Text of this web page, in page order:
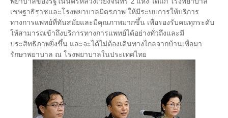
เชษฐาธิราชและโรงพยาบาลมิตรภาพ ให้มีระบบการให้บริการ
ทางการแพทย์ที่ทันสมัยและมีคุณภาพมากขึ้น เพื่อรองรับคนทุกระดับ
ให้สามารถเข้าถึงบริการทางการแพทย์ได้อย่างทั่วถึงและมี
ประสิทธิภาพยิ่งขึ้น และจะได้ไม่ต้องเดินทางไกลจากบ้านเพื่อมา
รักษาพยาบาล ณ โรงพยาบาลในประเทศไทย